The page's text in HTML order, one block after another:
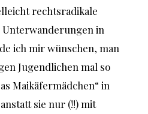
rechtsradikale
in
ich mir wünschen, man
Jugendlichen mal so
Maikäfermädchen“ in
sie nur (!!) mit